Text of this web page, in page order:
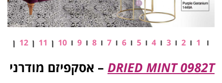
ו 1 ו 2 ו 3 ו 4 ו 5 ו 6 ו 7 ו 8 ו 9 ו 10 ן 11 ן 12 ן
DRIED MINT 0982T – אסקפיזם מודרני